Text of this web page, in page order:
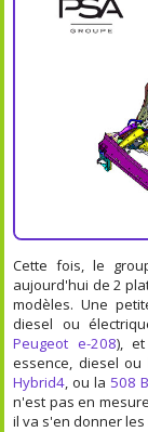
Cette fois, le
aujourd'hui de 2
modèles. Une
diesel ou
Peugeot e-208),
essence, diesel
Hybrid4, ou la 508
n'est pas en
il va s'en donner les